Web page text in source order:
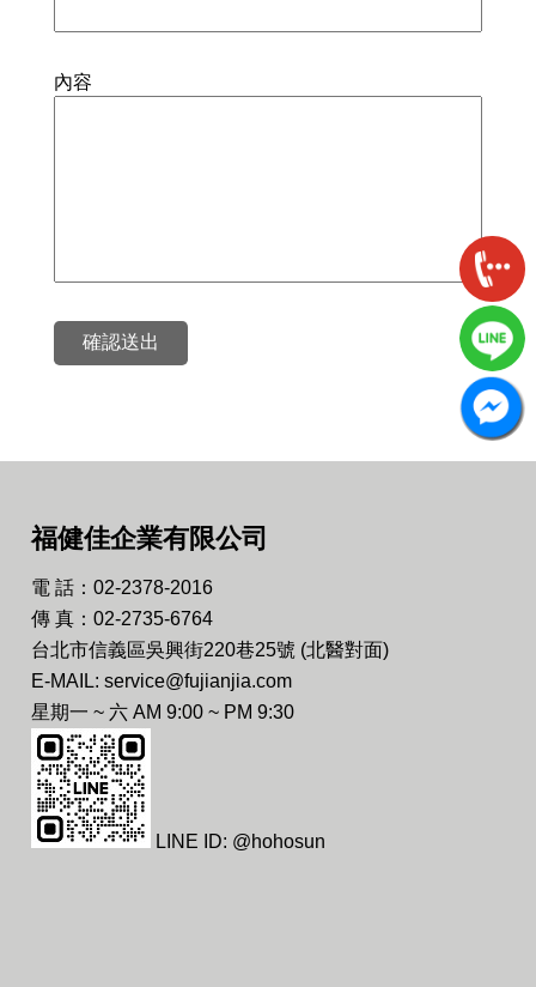
內容
確認送出
福健佳企業有限公司
電 話：02-2378-2016
傳 真：02-2735-6764
台北市信義區吳興街220巷25號 (北醫對面)
E-MAIL: service@fujianjia.com
星期一 ~ 六 AM 9:00 ~ PM 9:30
LINE ID: @hohosun